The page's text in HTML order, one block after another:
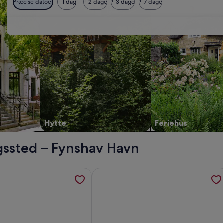
Præcise datoer ± 1 dag ± 2 dage ± 3 dage ± 7 dage
Hytte Feriehus
– Fynshav Havn